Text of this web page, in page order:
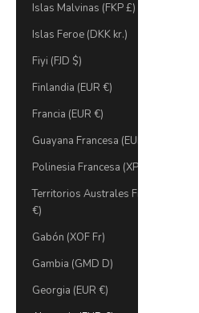
Islas Malvinas (FKP £)
Islas Feroe (DKK kr.)
Fiyi (FJD $)
Finlandia (EUR €)
Francia (EUR €)
Guayana Francesa (EUR €)
Polinesia Francesa (XPF Fr)
Territorios Australes Franceses (EUR
€)
Gabón (XOF Fr)
Gambia (GMD D)
Georgia (EUR €)